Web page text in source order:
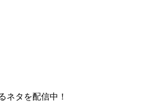
ネタを配信中！